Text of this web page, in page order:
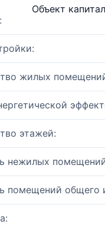
Объект
жилых
этажей:
нежилых
помещений общего